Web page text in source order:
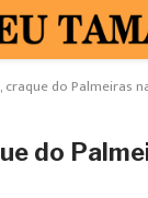
craque do Palmeiras
do